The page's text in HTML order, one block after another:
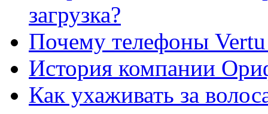
загрузка?
Почему телефоны Vertu
История компании
Как ухаживать за